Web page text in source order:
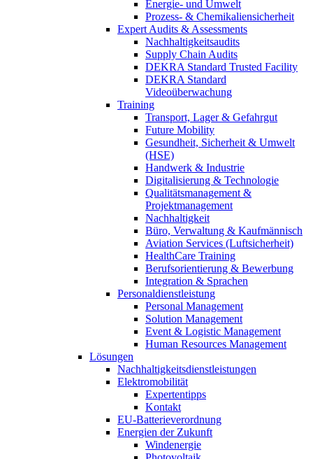
Energie- und Umwelt
Prozess- & Chemikaliensicherheit
Expert Audits & Assessments
Nachhaltigkeitsaudits
Supply Chain Audits
DEKRA Standard Trusted Facility
DEKRA Standard
Videoüberwachung
Training
Transport, Lager & Gefahrgut
Future Mobility
Gesundheit, Sicherheit & Umwelt
(HSE)
Handwerk & Industrie
Digitalisierung & Technologie
Qualitätsmanagement &
Projektmanagement
Nachhaltigkeit
Büro, Verwaltung & Kaufmännisch
Aviation Services (Luftsicherheit)
HealthCare Training
Berufsorientierung & Bewerbung
Integration & Sprachen
Personaldienstleistung
Personal Management
Solution Management
Event & Logistic Management
Human Resources Management
Lösungen
Nachhaltigkeitsdienstleistungen
Elektromobilität
Expertentipps
Kontakt
EU-Batterieverordnung
Energien der Zukunft
Windenergie